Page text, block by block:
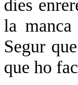
dies
la
Segur
que ho